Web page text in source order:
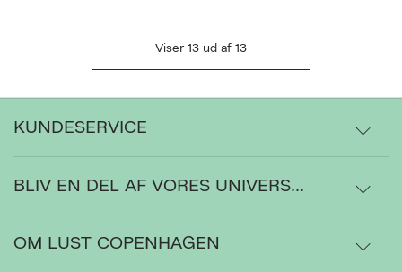
Viser 13 ud af 13
KUNDESERVICE
Levering
Ordrestatus
BLIV EN DEL AF VORES UNIVERS...
OM LUST COPENHAGEN